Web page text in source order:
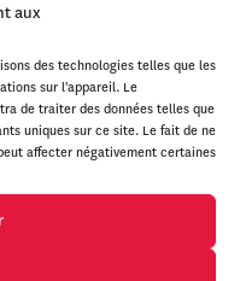
aux
des technologies telles que les
sur l'appareil. Le
de traiter des données telles que
uniques sur ce site. Le fait de ne
affecter négativement certaines